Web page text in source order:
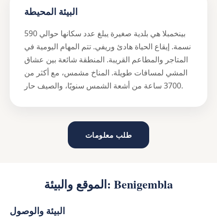
البيئة المحيطة
بينخمبلا هي بلدية صغيرة يبلغ عدد سكانها حوالي 590
نسمة. إيقاع الحياة هادئ وريفي. تتم المهام اليومية في
المتاجر والمطاعم القريبة. المنطقة شائعة بين عشاق
المشي لمسافات طويلة. المناخ مشمس، مع أكثر من
3700 ساعة من أشعة الشمس سنويًا، والصيف حار.
طلب معلومات
الموقع والبيئة: Benigembla
البيئة والوصول